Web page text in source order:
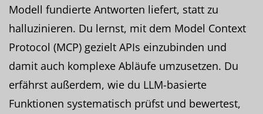
Modell fundierte Antworten liefert, statt zu
halluzinieren. Du lernst, mit dem Model Context
Protocol (MCP) gezielt APIs einzubinden und
damit auch komplexe Abläufe umzusetzen. Du
erfährst außerdem, wie du LLM-basierte
Funktionen systematisch prüfst und bewertest,